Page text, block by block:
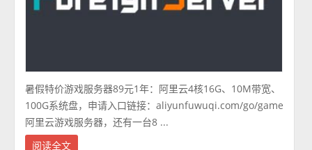
暑假特价游戏服务器89元1年：阿里云4核16G、10M带宽、
100G系统盘，申请入口链接：aliyunfuwuqi.com/go/game
阿里云游戏服务器，还有一台8 ...
阅读全文